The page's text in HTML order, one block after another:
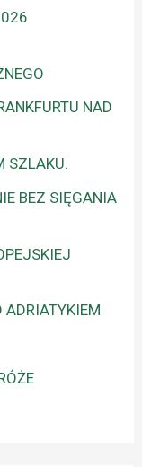
NAD
SZLAKU.
BEZ SIĘGANIA
ADRIATYKIEM